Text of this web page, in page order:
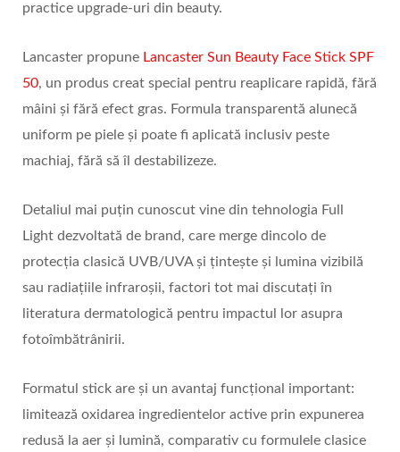
practice upgrade-uri din beauty.
Lancaster propune Lancaster Sun Beauty Face Stick SPF
50, un produs creat special pentru reaplicare rapidă, fără
mâini și fără efect gras. Formula transparentă alunecă
uniform pe piele și poate fi aplicată inclusiv peste
machiaj, fără să îl destabilizeze.
Detaliul mai puțin cunoscut vine din tehnologia Full
Light dezvoltată de brand, care merge dincolo de
protecția clasică UVB/UVA și țintește și lumina vizibilă
sau radiațiile infraroșii, factori tot mai discutați în
literatura dermatologică pentru impactul lor asupra
fotoîmbătrânirii.
Formatul stick are și un avantaj funcțional important:
limitează oxidarea ingredientelor active prin expunerea
redusă la aer și lumină, comparativ cu formulele clasice